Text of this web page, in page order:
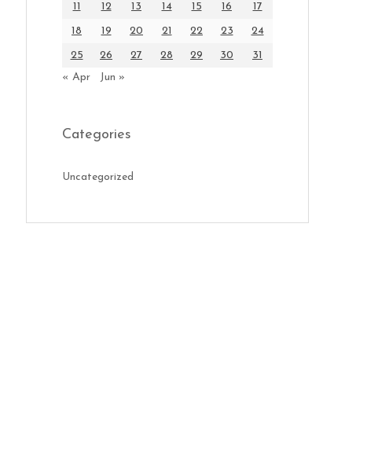
11 12 13 14 15 16 17
18 19 20 21 22 23 24
25 26 27 28 29 30
31
« Apr
Jun »
Categories
Uncategorized